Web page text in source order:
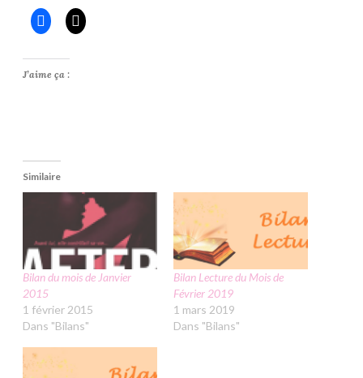
J’aime ça :
Similaire
Bilan du mois de Janvier
2015
1 février 2015
Dans "Bilans"
Bilan Lecture du Mois de
Février 2019
1 mars 2019
Dans "Bilans"